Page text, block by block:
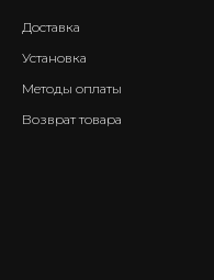
Доставка
Установка
Методы оплаты
Возврат товара